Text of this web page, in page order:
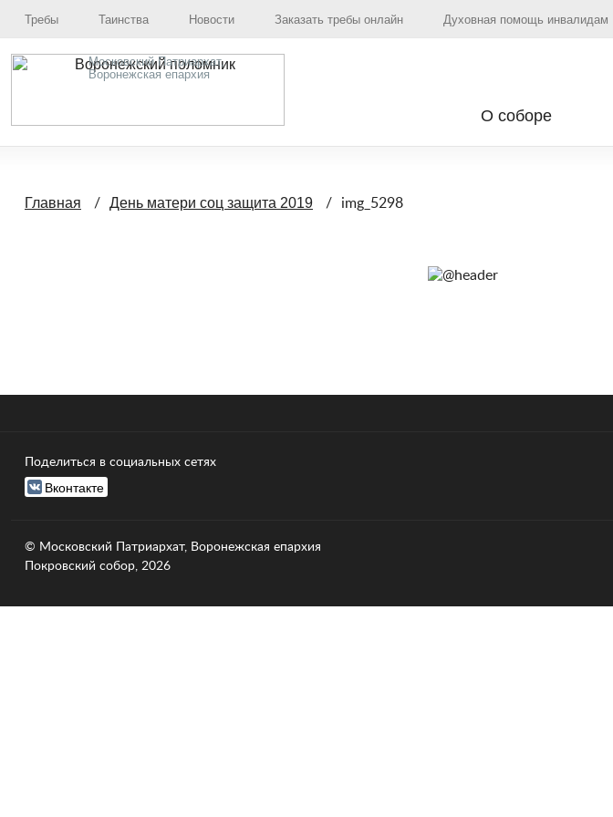
Требы Таинства Новости Заказать требы онлайн Духовная помощь инвалидам
Московский Патриархат,
Воронежская епархия
О соборе
Главная День матери соц защита 2019 img_5298
Поделиться в социальных сетях
Вконтакте
© Московский Патриархат, Воронежcкая епархия
Покровский собор, 2026